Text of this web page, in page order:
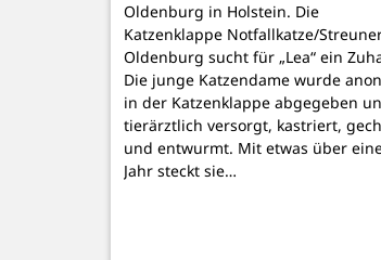
Oldenburg in Holstein. Die
Katzenklappe Notfallkatze/
Oldenburg sucht für „Lea“ ein
Die junge Katzendame wurde
in der Katzenklappe abgegeben
tierärztlich versorgt, kastriert,
und entwurmt. Mit etwas über
Jahr steckt sie…